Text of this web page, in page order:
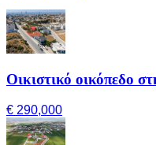
Οικιστικό οικόπεδο
€ 290,000